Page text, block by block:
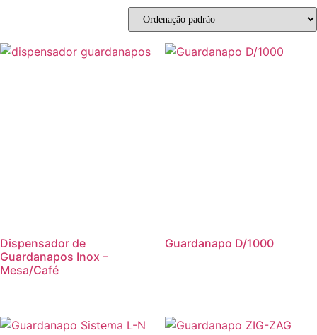
Dispensador de
Guardanapos Inox –
Mesa/Café
Guardanapo D/1000
Promoção!